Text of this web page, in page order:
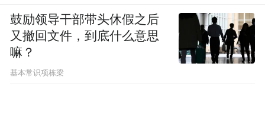
鼓励领导干部带头休假之后
又撤回文件，到底什么意思
嘛？
基本常识项栋梁